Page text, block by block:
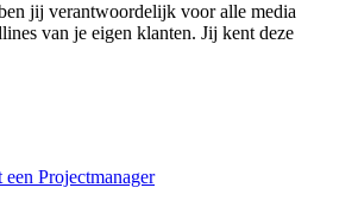
jij verantwoordelijk voor alle media
van je eigen klanten. Jij kent deze
Projectmanager